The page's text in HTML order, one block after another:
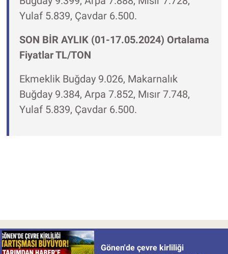
Yulaf 5.839, Çavdar 6.500.
SON BİR AYLIK (01-17.05.2024) Ortalama
Fiyatlar TL/TON
Ekmeklik Buğday 9.026, Makarnalık
Buğday 9.384, Arpa 7.852, Mısır 7.748,
Yulaf 5.839, Çavdar 6.500.
Gönen'de çevre kirliliği